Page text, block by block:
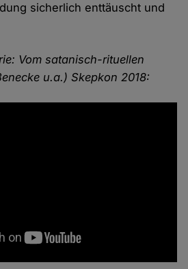
sicherlich enttäuscht und
Vom satanisch-rituellen
u.a.) Skepkon 2018: